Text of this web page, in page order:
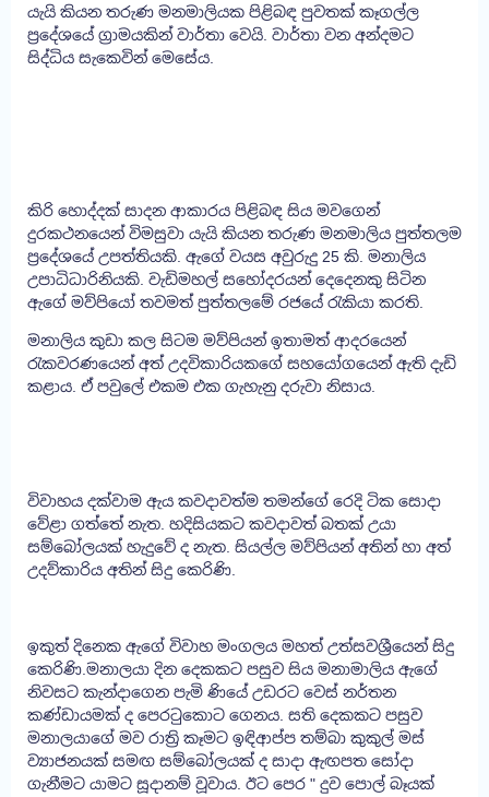
යැයි කියන තරුණ මනමාලියක පිළිබඳ පුවතක් කෑගල්ල
ප්‍රදේශයේ ග්‍රාමයකින් වාර්තා වෙයි. වාර්තා වන අන්දමට
සිද්ධිය සැකෙවින් මෙසේය.
කිරි හොද්දක් සාදන ආකාරය පිළිබඳ සිය මවගෙන්
දුරකථනයෙන් විමසුවා යැයි කියන තරුණ මනමාලිය පුත්තලම
ප්‍රදේශයේ උපත්තියකි. ඇගේ වයස අවුරුදු 25 කි. මනාලිය
උපාධිධාරිනියකි. වැඩිමහල් සහෝදරයන් දෙදෙනකු සිටින
ඇගේ මව්පියෝ තවමත් පුත්තලමේ රජයේ රැකියා කරති.
මනාලිය කුඩා කල සිටම මව්පියන් ඉතාමත් ආදරයෙන්
රැකවරණයෙන් අත් උදවිකාරියකගේ සහයෝගයෙන් ඇති දැඩි
කළාය. ඒ පවුලේ එකම එක ගැහැනු දරුවා නිසාය.
විවාහය දක්වාම ඇය කවදාවත්ම තමන්ගේ රෙදි ටික සොදා
වේළා ගත්තේ නැත. හදිසියකට කවදාවත් බතක් උයා
සම්බෝලයක් හැදුවේ ද නැත. සියල්ල මව්පියන් අතින් හා අත්
උදව්කාරිය අතින් සිදු කෙරිණි.
ඉකුත් දිනෙක ඇගේ විවාහ මංගලය මහත් උත්සවශ්‍රීයෙන් සිදු
කෙරිණි.මනාලයා දින දෙකකට පසුව සිය මනාමාලිය ඇගේ
නිවසට කැන්දාගෙන පැමි ණියේ උඩරට වෙස් නර්තන
කණ්ඩායමක් ද පෙරටුකොට ගෙනය. සති දෙකකට පසුව
මනාලයාගේ මව රාත්‍රි කෑමට ඉඳිආප්ප තම්බා කුකුල් මස්
ව්‍යාජනයක් සමඟ සම්බෝලයක් ද සාදා ඇඟපත සෝදා
ගැනීමට යාමට සූදානම් වූවාය. ඊට පෙර " දුව පොල් බෑයක්